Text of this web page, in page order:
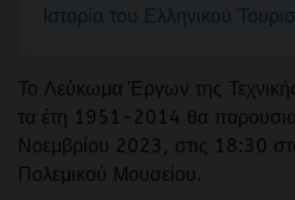
Ιστορία του Ελληνικού
Το Λεύκωμα Έργων της
τα έτη 1951-2014 θα
Νοεμβρίου 2023, στις 18:30
Πολεμικού Μουσείου.